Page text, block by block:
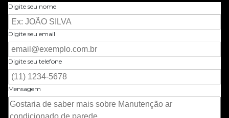
Digite seu nome
Digite seu email
Digite seu telefone
Mensagem